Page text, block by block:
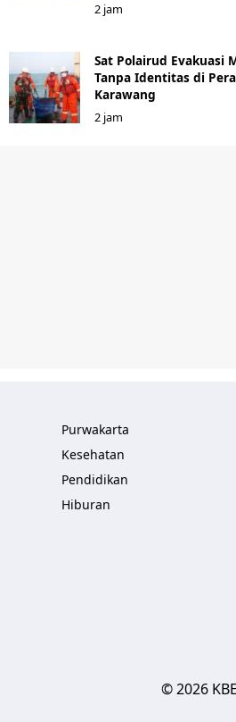
2 jam
Sat Polairud Evakuasi
Tanpa Identitas di
Karawang
2 jam
Purwakarta
Kesehatan
Pendidikan
Hiburan
© 2026